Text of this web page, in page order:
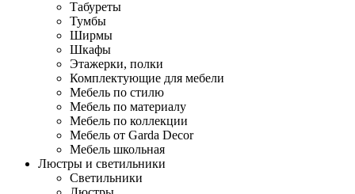
Табуреты
Тумбы
Ширмы
Шкафы
Этажерки, полки
Комплектующие для мебели
Мебель по стилю
Мебель по материалу
Мебель по коллекции
Мебель от Garda Decor
Мебель школьная
Люстры и светильники
Светильники